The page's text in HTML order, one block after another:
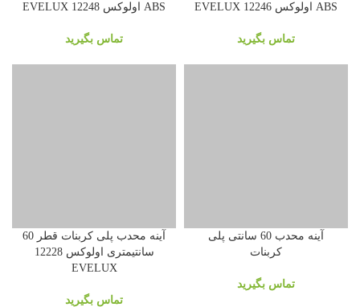
ABS اولوکس 12246 EVELUX
تماس بگیرید
ABS اولوکس 12248 EVELUX
تماس بگیرید
آینه محدب 60 سانتی پلی
کربنات
تماس بگیرید
آینه محدب پلی کربنات قطر 60
سانتیمتری اولوکس 12228
EVELUX
تماس بگیرید